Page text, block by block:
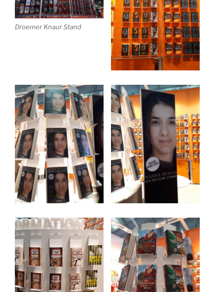
Droemer Knaur Stand